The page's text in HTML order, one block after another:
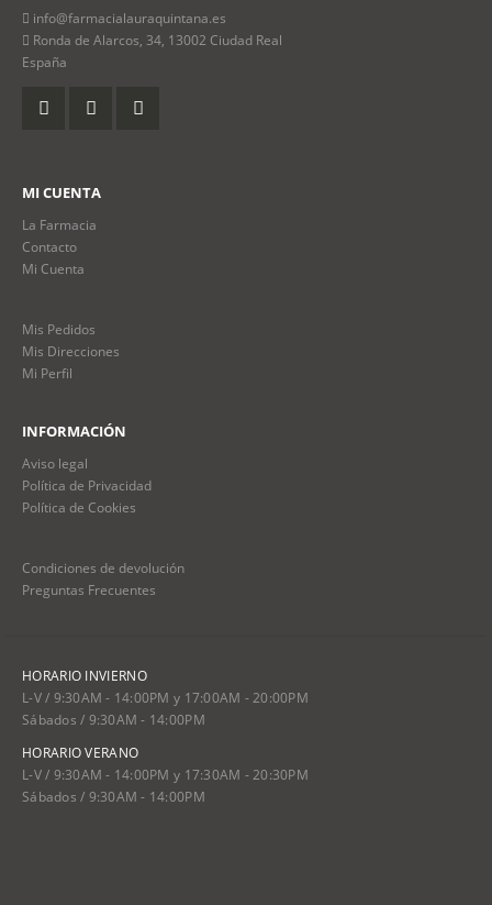
info@farmacialauraquintana.es
Ronda de Alarcos, 34, 13002 Ciudad Real
España
MI CUENTA
La Farmacia
Contacto
Mi Cuenta
Mis Pedidos
Mis Direcciones
Mi Perfil
INFORMACIÓN
Aviso legal
Política de Privacidad
Política de Cookies
Condiciones de devolución
Preguntas Frecuentes
HORARIO INVIERNO
L-V / 9:30AM - 14:00PM y 17:00AM - 20:00PM
Sábados / 9:30AM - 14:00PM
HORARIO VERANO
L-V / 9:30AM - 14:00PM y 17:30AM - 20:30PM
Sábados / 9:30AM - 14:00PM